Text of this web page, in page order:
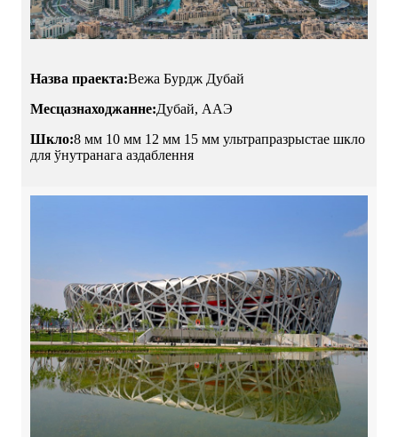
Назва праекта:Вежа Бурдж Дубай
Месцазнаходжанне:Дубай, ААЭ
Шкло:8 мм 10 мм 12 мм 15 мм ультрапразрыстае шкло
для ўнутранага аздаблення